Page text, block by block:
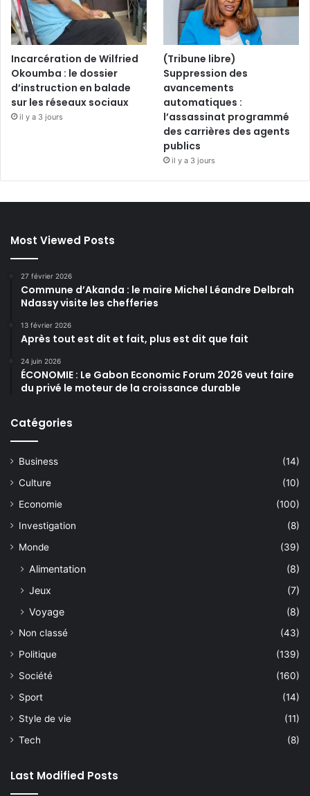
Incarcération de Wilfried
Okoumba : le dossier
d’instruction en balade
sur les réseaux sociaux
il y a 3 jours
(Tribune libre)
Suppression des
avancements
automatiques :
l’assassinat programmé
des carrières des agents
publics
il y a 3 jours
Most Viewed Posts
27 février 2026
Commune d’Akanda : le maire Michel Léandre Delbrah
Ndassy visite les chefferies
13 février 2026
Après tout est dit et fait, plus est dit que fait
24 juin 2026
ÉCONOMIE : Le Gabon Economic Forum 2026 veut faire
du privé le moteur de la croissance durable
Catégories
Business
(14)
Culture
(10)
Economie
(100)
Investigation
(8)
Monde
(39)
Alimentation
(8)
Jeux
(7)
Voyage
(8)
Non classé
(43)
Politique
(139)
Société
(160)
Sport
(14)
Style de vie
(11)
Tech
(8)
Last Modified Posts